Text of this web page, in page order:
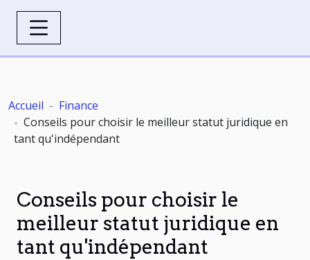
Accueil
Finance
Conseils pour choisir le meilleur statut juridique en
tant qu'indépendant
Conseils pour choisir le
meilleur statut juridique en
tant qu'indépendant